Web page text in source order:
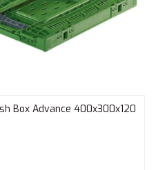
Box Advance 400x300x120